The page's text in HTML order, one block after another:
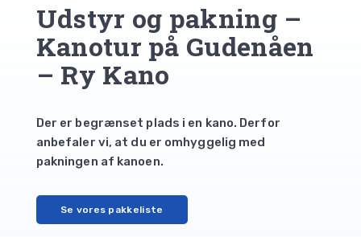
Udstyr og pakning –
Kanotur på Gudenåen
– Ry Kano
Der er begrænset plads i en kano. Derfor
anbefaler vi, at du er omhyggelig med
pakningen af kanoen.
Se vores pakkeliste